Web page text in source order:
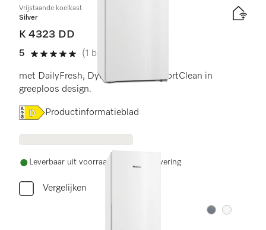
Vrijstaande koelkast
Silver
K 4323 DD
5
5 sterren op 5
(1 beoordeling)
met DailyFresh, DynaCool en ComfortClean in
greeploos design.
Online Label Flag, Energielabel
Productinformatieblad
Leverbaar uit voorraad met gratis levering
Vergelijken
Kleur:Kleur: